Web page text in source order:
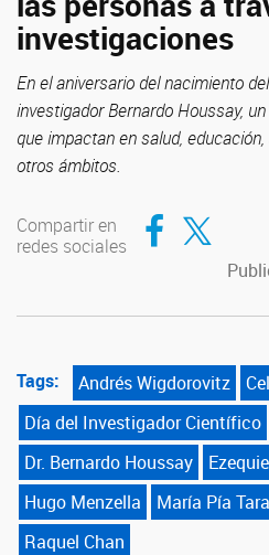
investigaciones
En el aniversario del nacimiento
investigador Bernardo Houssay,
que impactan en salud,
otros ámbitos.
Compartir en
redes sociales
Compartir enCompartir en Twitter
Tags: Andrés Wigdorovitz
Día del Investigador Científico
Dr. Bernardo Houssay
Hugo Menzella
María Pía
Raquel Chan